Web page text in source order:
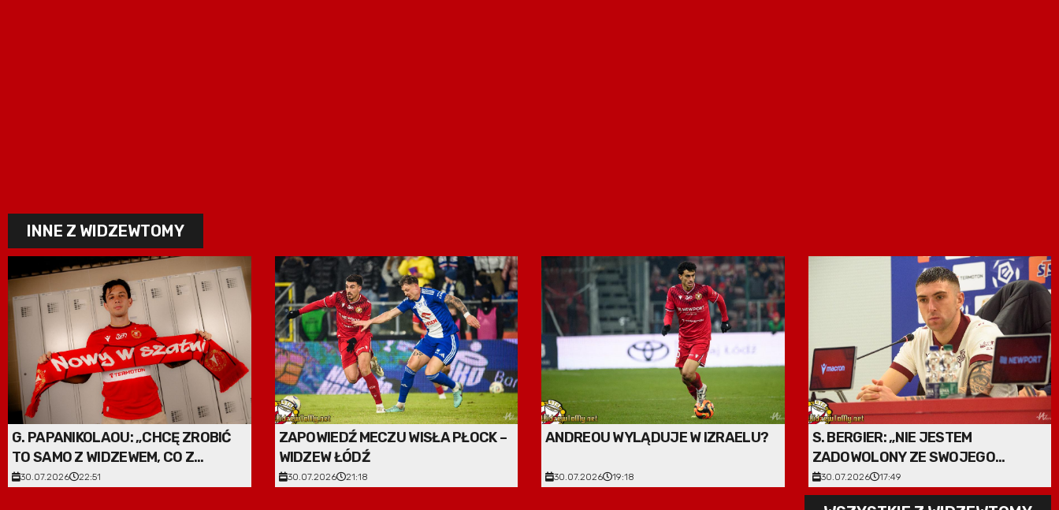
INNE Z WIDZEWTOMY
G. PAPANIKOLAOU: „CHCĘ ZROBIĆ
TO SAMO Z WIDZEWEM, CO Z
RAKOWEM”
30.07.2026 22:51
ZAPOWIEDŹ MECZU WISŁA PŁOCK –
WIDZEW ŁÓDŹ
30.07.2026 21:18
ANDREOU WYLĄDUJE W IZRAELU?
30.07.2026 19:18
S. BERGIER: „NIE JESTEM
ZADOWOLONY ZE SWOJEGO
WYSTĘPU”
30.07.2026 17:49